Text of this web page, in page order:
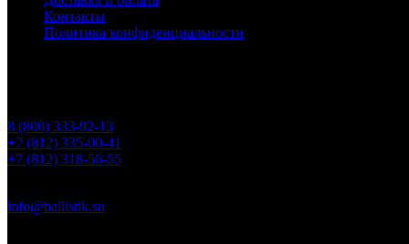
Контакты
Политика конфиденциальности
8 (800) 333-92-13
+7 (812) 335-00-41
+7 (812) 318-56-55
info@ballistik.su